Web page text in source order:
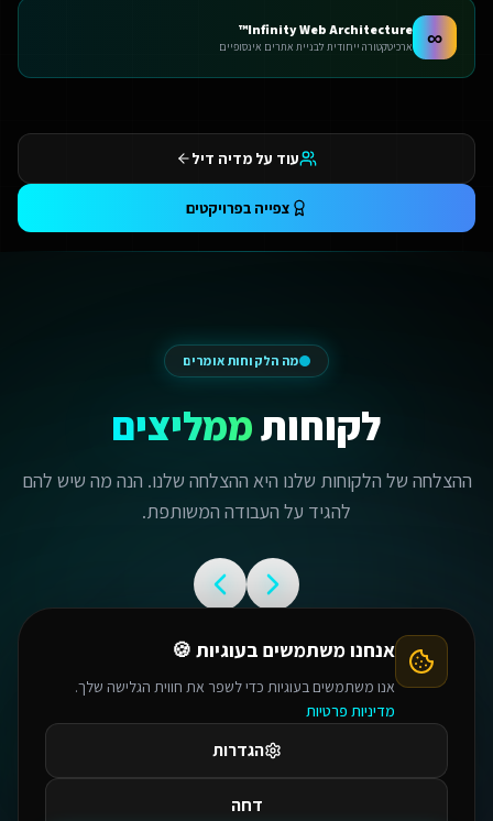
∞ ארכיטקטורה ייחודית לבניית אתרים אינסופיים
לקוחות ממליצים
להגיד על העבודה המשותפת.
קובי יא מלך! תשמע לקחת את המערכת הנוכחית שלי
לבנות
אנו משתמשים בעוגיות כדי לשפר את חווית הגלישה שלך.
הגדרות
דחה
אישור הכל